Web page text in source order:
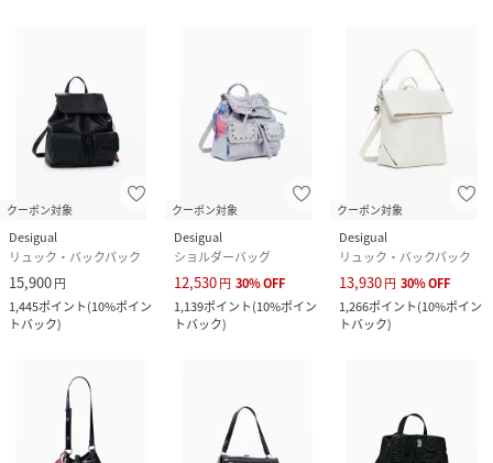
クーポン対象
Desigual
リュック・バックパック
15,900円
1,445ポイント(10%ポイン
トバック)
クーポン対象
Desigual
ショルダーバッグ
12,530円 30%OFF
1,139ポイント(10%ポイン
トバック)
クーポン対象
Desigual
リュック・バックパック
13,930円 30%OFF
1,266ポイント(10%ポイン
トバック)